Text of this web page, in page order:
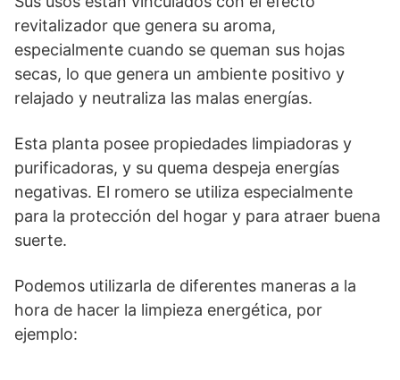
revitalizador que genera su aroma,
especialmente cuando se queman sus hojas
secas, lo que genera un ambiente positivo y
relajado y neutraliza las malas energías.
Esta planta posee propiedades limpiadoras y
purificadoras, y su quema despeja energías
negativas. El romero se utiliza especialmente
para la protección del hogar y para atraer buena
suerte.
Podemos utilizarla de diferentes maneras a la
hora de hacer la limpieza energética, por
ejemplo: